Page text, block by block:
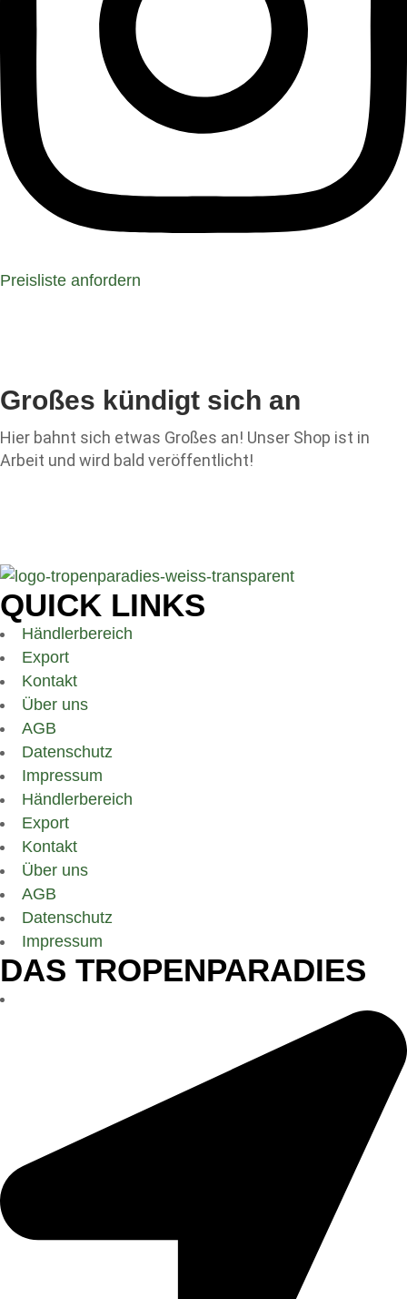
Preisliste anfordern
Großes kündigt sich an
Hier bahnt sich etwas Großes an! Unser Shop ist in
Arbeit und wird bald veröffentlicht!
QUICK LINKS
Händlerbereich
Export
Kontakt
Über uns
AGB
Datenschutz
Impressum
Händlerbereich
Export
Kontakt
Über uns
AGB
Datenschutz
Impressum
DAS TROPENPARADIES